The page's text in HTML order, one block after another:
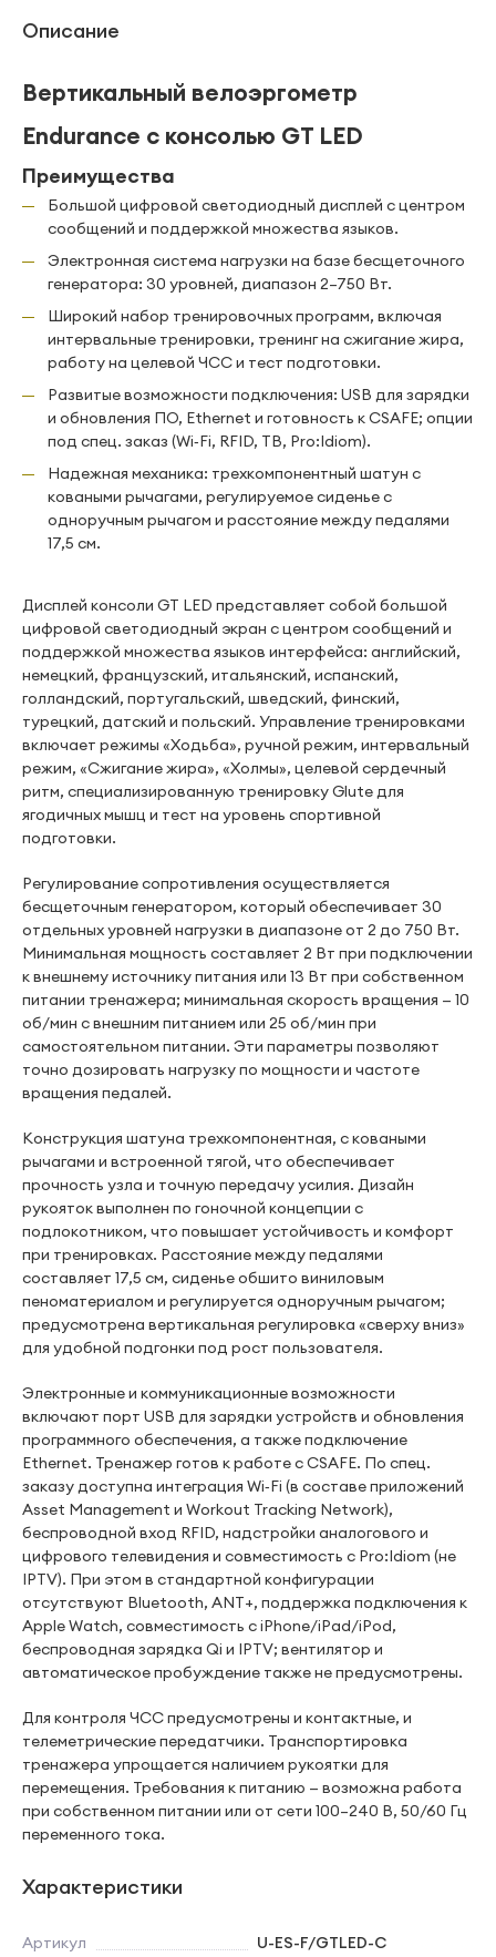
Описание
Вертикальный велоэргометр
Endurance с консолью GT LED
Преимущества
Большой цифровой светодиодный дисплей с центром
сообщений и поддержкой множества языков.
Электронная система нагрузки на базе бесщеточного
генератора: 30 уровней, диапазон 2–750 Вт.
Широкий набор тренировочных программ, включая
интервальные тренировки, тренинг на сжигание жира,
работу на целевой ЧСС и тест подготовки.
Развитые возможности подключения: USB для зарядки
и обновления ПО, Ethernet и готовность к CSAFE; опции
под спец. заказ (Wi‑Fi, RFID, ТВ, Pro:Idiom).
Надежная механика: трехкомпонентный шатун с
коваными рычагами, регулируемое сиденье с
одноручным рычагом и расстояние между педалями
17,5 см.
Дисплей консоли GT LED представляет собой большой
цифровой светодиодный экран с центром сообщений и
поддержкой множества языков интерфейса: английский,
немецкий, французский, итальянский, испанский,
голландский, португальский, шведский, финский,
турецкий, датский и польский. Управление тренировками
включает режимы «Ходьба», ручной режим, интервальный
режим, «Сжигание жира», «Холмы», целевой сердечный
ритм, специализированную тренировку Glute для
ягодичных мышц и тест на уровень спортивной
подготовки.
Регулирование сопротивления осуществляется
бесщеточным генератором, который обеспечивает 30
отдельных уровней нагрузки в диапазоне от 2 до 750 Вт.
Минимальная мощность составляет 2 Вт при подключении
к внешнему источнику питания или 13 Вт при собственном
питании тренажера; минимальная скорость вращения — 10
об/мин с внешним питанием или 25 об/мин при
самостоятельном питании. Эти параметры позволяют
точно дозировать нагрузку по мощности и частоте
вращения педалей.
Конструкция шатуна трехкомпонентная, с коваными
рычагами и встроенной тягой, что обеспечивает
прочность узла и точную передачу усилия. Дизайн
рукояток выполнен по гоночной концепции с
подлокотником, что повышает устойчивость и комфорт
при тренировках. Расстояние между педалями
составляет 17,5 см, сиденье обшито виниловым
пеноматериалом и регулируется одноручным рычагом;
предусмотрена вертикальная регулировка «сверху вниз»
для удобной подгонки под рост пользователя.
Электронные и коммуникационные возможности
включают порт USB для зарядки устройств и обновления
программного обеспечения, а также подключение
Ethernet. Тренажер готов к работе с CSAFE. По спец.
заказу доступна интеграция Wi‑Fi (в составе приложений
Asset Management и Workout Tracking Network),
беспроводной вход RFID, надстройки аналогового и
цифрового телевидения и совместимость с Pro:Idiom (не
IPTV). При этом в стандартной конфигурации
отсутствуют Bluetooth, ANT+, поддержка подключения к
Apple Watch, совместимость с iPhone/iPad/iPod,
беспроводная зарядка Qi и IPTV; вентилятор и
автоматическое пробуждение также не предусмотрены.
Для контроля ЧСС предусмотрены и контактные, и
телеметрические передатчики. Транспортировка
тренажера упрощается наличием рукоятки для
перемещения. Требования к питанию — возможна работа
при собственном питании или от сети 100–240 В, 50/60 Гц
переменного тока.
Характеристики
Артикул U-ES-F/GTLED-C